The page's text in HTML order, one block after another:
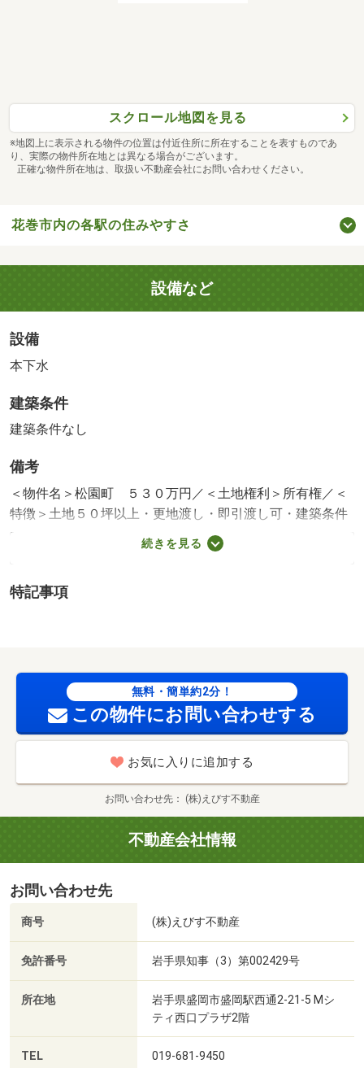
スクロール地図を見る
※地図上に表示される物件の位置は付近住所に所在することを表すものであ
り、実際の物件所在地とは異なる場合がございます。
正確な物件所在地は、取扱い不動産会社にお問い合わせください。
花巻市内の各駅の住みやすさ
設備など
設備
本下水
建築条件
建築条件なし
備考
＜物件名＞松園町 ５３０万円／＜土地権利＞所有権／＜
特徴＞土地５０坪以上・更地渡し・即引渡し可・建築条件
なし
続きを見る
特記事項
無料・簡単約2分！
この物件にお問い合わせする
お気に入りに追加する
お問い合わせ先 (株)えびす不動産
不動産会社情報
お問い合わせ先
商号 (株)えびす不動産
免許番号 岩手県知事（3）第002429号
所在地
岩手県盛岡市盛岡駅西通2-21-5 Mシ
ティ西口プラザ2階
TEL 019-681-9450